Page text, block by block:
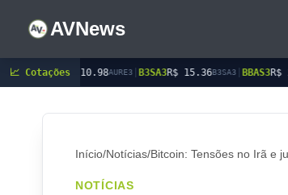
AVNews
📈 Cotações
AURE3|B3SA3R$ 15.36B3SA3|BBAS3R$ 20.28BBAS3|
Início/Notícias/Bitcoin: Tensões no Irã e
NOTÍCIAS